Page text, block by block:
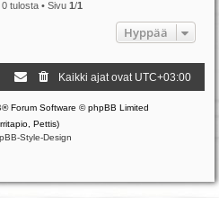
tulosta • Sivu 1/1
Hyppää
Kaikki ajat ovat UTC+03:00
® Forum Software © phpBB Limited
Pettis)
Style-Design